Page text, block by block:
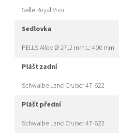
Selle Royal Vivo
sedlovka
PELLS Alloy Ø 27,2 mm L: 400 mm
plášť zadní
Schwalbe Land Cruiser 47-622
plášť přední
Schwalbe Land Cruiser 47-622